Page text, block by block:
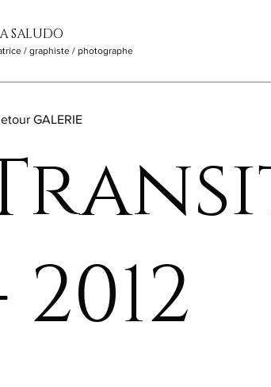
SALUDO
/ graphiste / photographe
2012
GALERIE